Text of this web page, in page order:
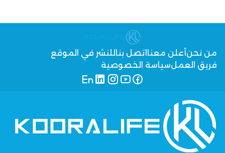
من نحنأعلن معنا اتصل بنا للنشر في الموقع
فريق العملسياسة الخصوصية